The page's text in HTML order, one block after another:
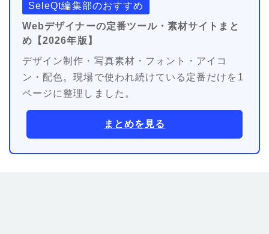
SeleQt編集部のおすすめ
Webデザイナーの定番ツール・素材サイトまと
め【2026年版】
デザイン制作・写真素材・フォント・アイコ
ン・配色。現場で使われ続けている定番だけを1
ページに整理しました。
まとめを見る